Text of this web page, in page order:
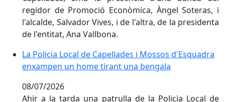
regidor de Promoció Econòmica, Àngel Soteras, i
l'alcalde, Salvador Vives, i de l'altra, de la presidenta
de l'entitat, Ana Vallbona.
La Policia Local de Capellades i Mossos d'Esquadra
La Policia Local de Capellades i Mossos d'Esquadra
enxampen un home tirant una bengala
08/07/2026
Ahir a la tarda una patrulla de la Policia Local de